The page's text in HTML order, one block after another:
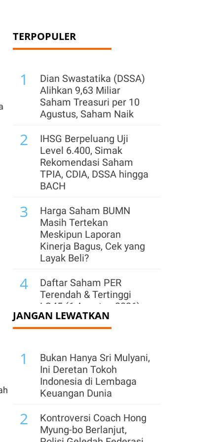
TERPOPULER
1
Dian Swastatika (DSSA)
Alihkan 9,63 Miliar
Saham Treasuri per 10
Agustus, Saham Naik
2
IHSG Berpeluang Uji
Level 6.400, Simak
Rekomendasi Saham
TPIA, CDIA, DSSA hingga
BACH
3
Harga Saham BUMN
Masih Tertekan
Meskipun Laporan
Kinerja Bagus, Cek yang
Layak Beli?
4
Daftar Saham PER
Terendah & Tertinggi
LQ45 (6 Agustus 2026),
HRTA dan CUAN Disorot
Kamis (6/8), Cermati
Perundingan AS-Iran dan
Laporan Emiten
Rights Issue Belum Juga
Dimulai, Cakra Buana
(CBRE) Catatkan Rugi
Bersih
JANGAN LEWATKAN
1
Bukan Hanya Sri Mulyani,
Ini Deretan Tokoh
Indonesia di Lembaga
Keuangan Dunia
2
Kontroversi Coach Hong
Myung-bo Berlanjut,